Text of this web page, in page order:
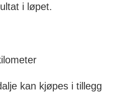
i løpet.
kan kjøpes i tillegg